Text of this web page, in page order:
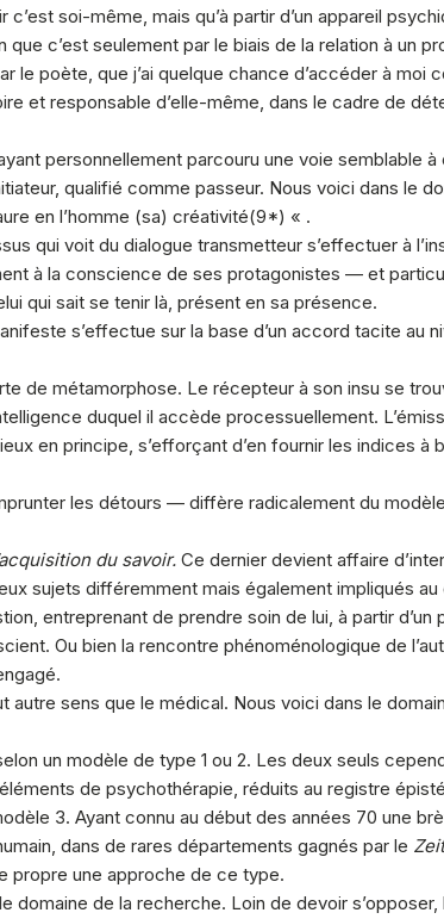
soi-même, mais qu’à partir d’un appareil
c’est seulement par le biais de la relation à un
le poète, que j’ai quelque chance d’accéder à moi
et responsable d’elle-même, dans le cadre de
personnellement parcouru une voie semblable
qualifié comme passeur. Nous voici dans le
en l’homme (sa) créativité(9*) « .
qui voit du dialogue transmetteur s’effectuer à
à la conscience de ses protagonistes — et
qui sait se tenir là, présent en sa présence.
s’effectue sur la base d’un accord tacite au
de métamorphose. Le récepteur à son insu se
duquel il accède processuellement.
en principe, s’efforçant d’en fournir les indices à
les détours — diffère radicalement du
du savoir. Ce dernier devient affaire
sujets différemment mais également impliqués au
entreprenant de prendre soin de lui, à partir
Ou bien la rencontre phénoménologique de
autre sens que le médical. Nous voici dans le
un modèle de type 1 ou 2. Les deux seuls
de psychothérapie, réduits au registre
3. Ayant connu au début des années 70 une
dans de rares départements gagnés par le
propre une approche de ce type.
domaine de la recherche. Loin de devoir